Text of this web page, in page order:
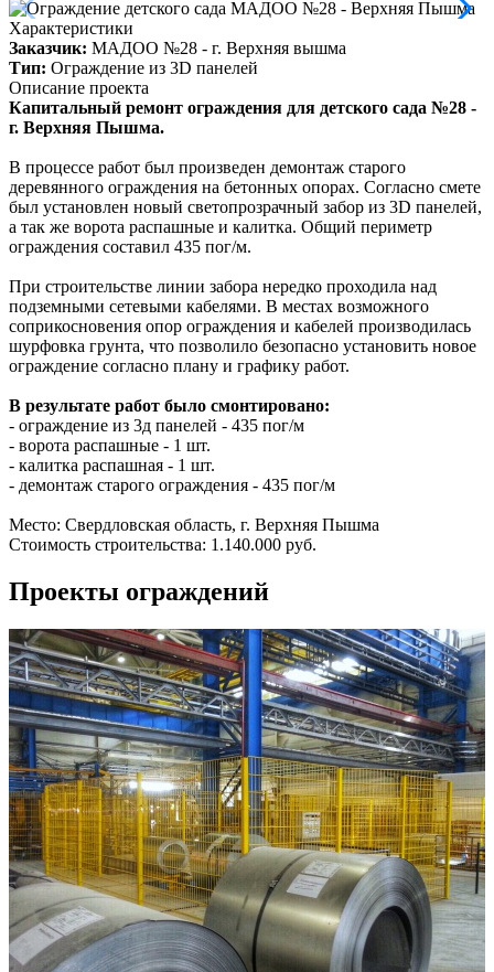
Характеристики
Заказчик: МАДОО №28 - г. Верхняя вышма
Тип: Ограждение из 3D панелей
Описание проекта
Капитальный ремонт ограждения для детского сада №28 -
г. Верхняя Пышма.
В процессе работ был произведен демонтаж старого
деревянного ограждения на бетонных опорах. Согласно смете
был установлен новый светопрозрачный забор из 3D панелей,
а так же ворота распашные и калитка. Общий периметр
ограждения составил 435 пог/м.
При строительстве линии забора нередко проходила над
подземными сетевыми кабелями. В местах возможного
соприкосновения опор ограждения и кабелей производилась
шурфовка грунта, что позволило безопасно установить новое
ограждение согласно плану и графику работ.
В результате работ было смонтировано:
- ограждение из 3д панелей - 435 пог/м
- ворота распашные - 1 шт.
- калитка распашная - 1 шт.
- демонтаж старого ограждения - 435 пог/м
Место: Свердловская область, г. Верхняя Пышма
Стоимость строительства: 1.140.000 руб.
Проекты ограждений